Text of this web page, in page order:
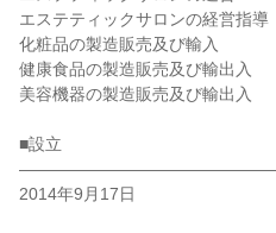
エステティックサロンの経営指導
化粧品の製造販売及び輸入
健康食品の製造販売及び輸出入
美容機器の製造販売及び輸出入
■設立
2014年9月17日